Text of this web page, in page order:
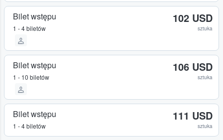
Bilet wstępu
1 - 4 biletów
102 USD
sztuka
Bilet wstępu
1 - 10 biletów
106 USD
sztuka
Bilet wstępu
1 - 4 biletów
111 USD
sztuka